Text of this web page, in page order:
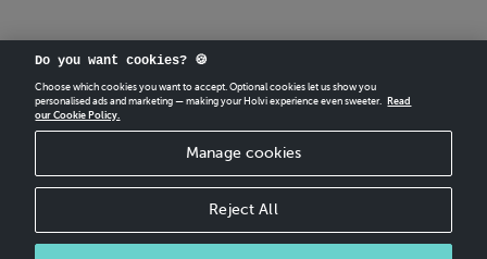
CREATEYOUR OWN HOLVI ONLINE STORE IN MINUTES.
Do you want cookies? 🍪
Choose which cookies you want to accept. Optional cookies let us show you
personalised ads and marketing — making your Holvi experience even sweeter.
Read
our Cookie Policy.
Manage cookies
Reject All